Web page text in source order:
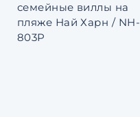
семейные виллы на
пляже Най Харн / NH-
803P